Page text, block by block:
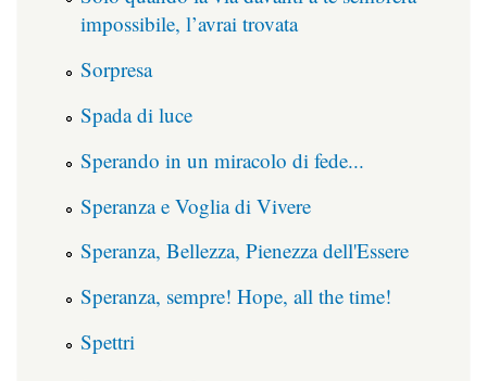
impossibile, l’avrai trovata
Sorpresa
Spada di luce
Sperando in un miracolo di fede...
Speranza e Voglia di Vivere
Speranza, Bellezza, Pienezza dell'Essere
Speranza, sempre! Hope, all the time!
Spettri